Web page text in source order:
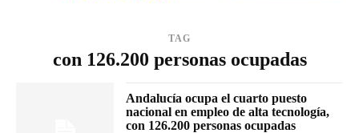
TAG
con 126.200 personas ocupadas
Andalucía ocupa el cuarto puesto
nacional en empleo de alta tecnología,
con 126.200 personas ocupadas